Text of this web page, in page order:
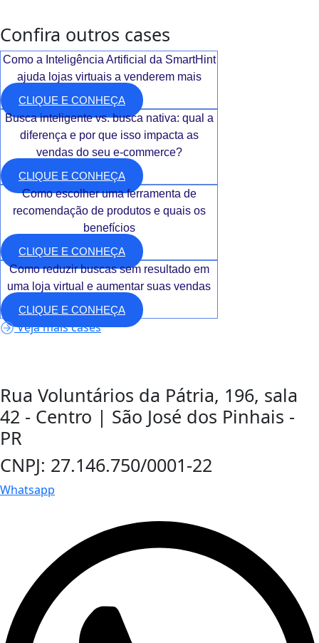
Confira outros cases
Como a Inteligência Artificial da SmartHint
ajuda lojas virtuais a venderem mais
CLIQUE E CONHEÇA
Busca inteligente vs. busca nativa: qual a
diferença e por que isso impacta as
vendas do seu e-commerce?
CLIQUE E CONHEÇA
Como escolher uma ferramenta de
recomendação de produtos e quais os
benefícios
CLIQUE E CONHEÇA
Como reduzir buscas sem resultado em
uma loja virtual e aumentar suas vendas
CLIQUE E CONHEÇA
Veja mais cases
Rua Voluntários da Pátria, 196, sala
42 - Centro | São José dos Pinhais -
PR
CNPJ: 27.146.750/0001-22
Whatsapp